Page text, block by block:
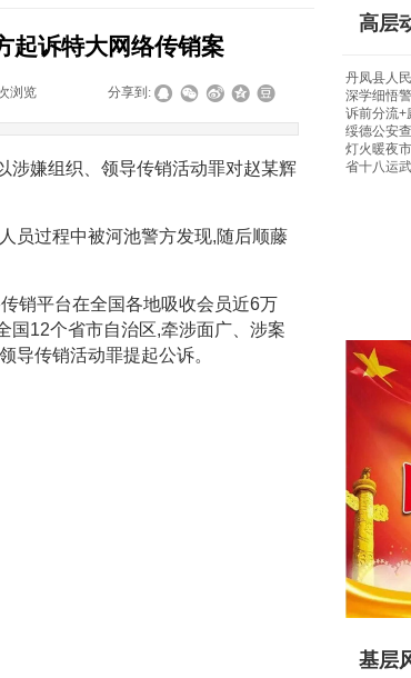
高层
起诉特大网络传销案
浏览 分享到:
嫌组织、领导传销活动罪对赵某辉
过程中被河池警方发现,随后顺藤
平台在全国各地吸收会员近6万
国12个省市自治区,牵涉面广、涉案
导传销活动罪提起公诉。
丹凤县人
深学细悟
诉前分流
绥德公安
灯火暖夜
省十八运
基层